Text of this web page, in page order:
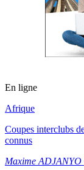
En ligne
Afrique
Coupes interclubs
connus
Maxime ADJANYO